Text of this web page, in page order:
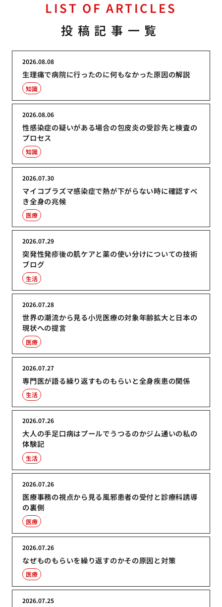
LIST OF ARTICLES
投稿記事一覧
生理痛で病院に行ったのに何もなかった原因の解説
2026.08.08
知識
性感染症の疑いがある場合の包皮炎の受診先と検査の
プロセス
2026.08.06
知識
マイコプラズマ感染症で熱が下がらない時に確認すべ
き全身の兆候
2026.07.30
医療
突発性発疹後の肌ケアと薬の使い分けについての技術
ブログ
2026.07.29
生活
世界の潮流から見る小児医療の対象年齢拡大と日本の
現状への提言
2026.07.28
医療
専門医が語る繰り返すものもらいと全身疾患の関係
2026.07.27
生活
大人の手足口病はプールでうつるのかジム通いの私の
体験記
2026.07.26
生活
医療事務の視点から見る風邪患者の受付と診療科誘導
の裏側
2026.07.26
医療
なぜものもらいを繰り返すのかその原因と対策
2026.07.26
医療
2026.07.25